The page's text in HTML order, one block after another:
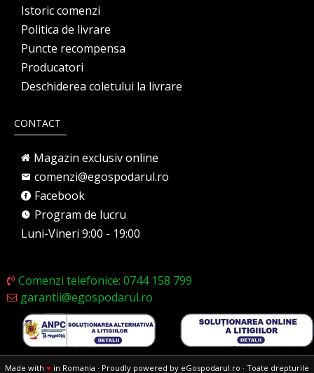
Istoric comenzi
Politica de livrare
Puncte recompensa
Producatori
Deschiderea coletului la livrare
CONTACT
Magazin exclusiv online
comenzi@egospodarul.ro
Facebook
Program de lucru
Luni-Vineri 9:00 - 19:00
Comenzi telefonice: 0744 158 799
garantii@egospodarul.ro
Made with ♥ in Romania · Proudly powered by eGospodarul.ro · Toate drepturile